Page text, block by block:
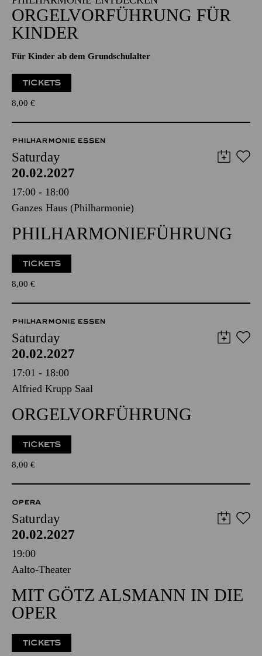
ORGELVORFÜHRUNG FÜR
KINDER
Für Kinder ab dem Grundschulalter
TICKETS
8,00 €
PHILHARMONIE ESSEN
Saturday
20.02.2027
17:00 - 18:00
Ganzes Haus (Philharmonie)
PHILHARMONIEFÜHRUNG
TICKETS
8,00 €
PHILHARMONIE ESSEN
Saturday
20.02.2027
17:01 - 18:00
Alfried Krupp Saal
ORGELVORFÜHRUNG
TICKETS
8,00 €
OPERA
Saturday
20.02.2027
19:00
Aalto-Theater
MIT GÖTZ ALSMANN IN DIE
OPER
TICKETS